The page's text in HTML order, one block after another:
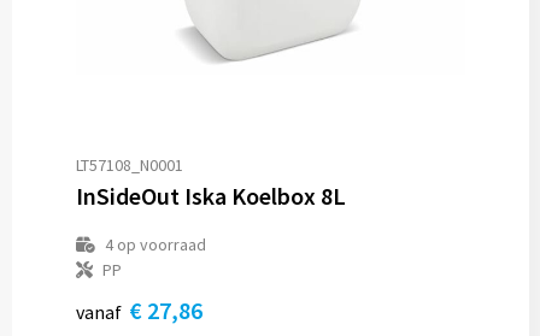
LT57108_N0001
InSideOut Iska Koelbox 8L
4op voorraad
PP
vanaf € 27,86